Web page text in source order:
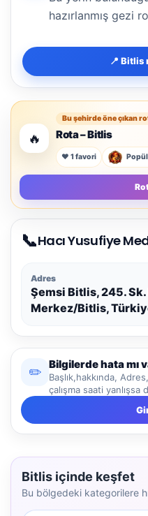
hazırlanmış gezi
📍 Bitlis
🔥
Bu şehirde öne çıkan
Rota – Bitlis
❤️ 1 favori
📞Hacı Yusufiye
Adres
Şemsi Bitlis, 245.
Merkez/Bitlis,
✏️
Bilgilerde hata mı
Başlık,hakkında,
çalışma saati
Bitlis içinde keşfet
Bu bölgedeki kategorilere